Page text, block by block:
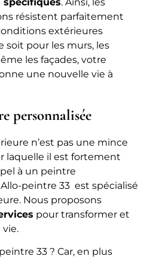
résistent parfaitement
extérieures
soit pour les murs, les
les façades, votre
une nouvelle vie à
personnalisée
n’est pas une mince
laquelle il est fortement
à un peintre
peintre 33 est spécialisé
Nous proposons
pour transformer et
33 ? Car, en plus